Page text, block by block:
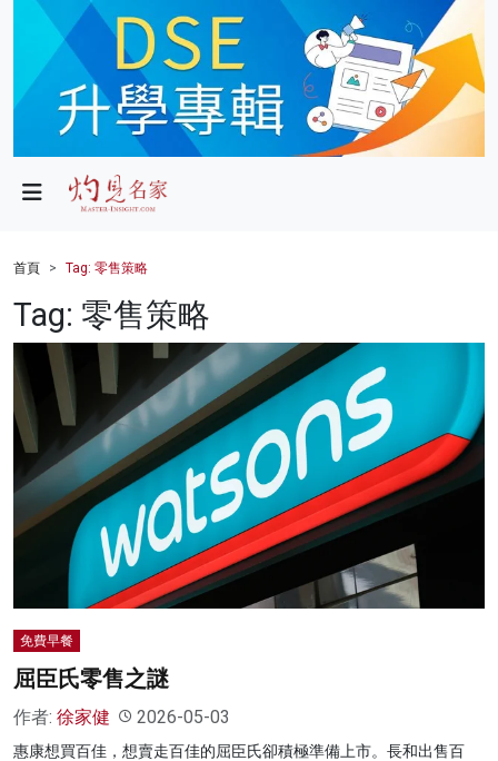
政局
財經
健康
商業
科技
影片
名家榜
灼見活動
首頁 Tag: 零售策略
Tag: 零售策略
免費早餐
屈臣氏零售之謎
作者: 徐家健 2026-05-03
惠康想買百佳，想賣走百佳的屈臣氏卻積極準備上市。長和出售百